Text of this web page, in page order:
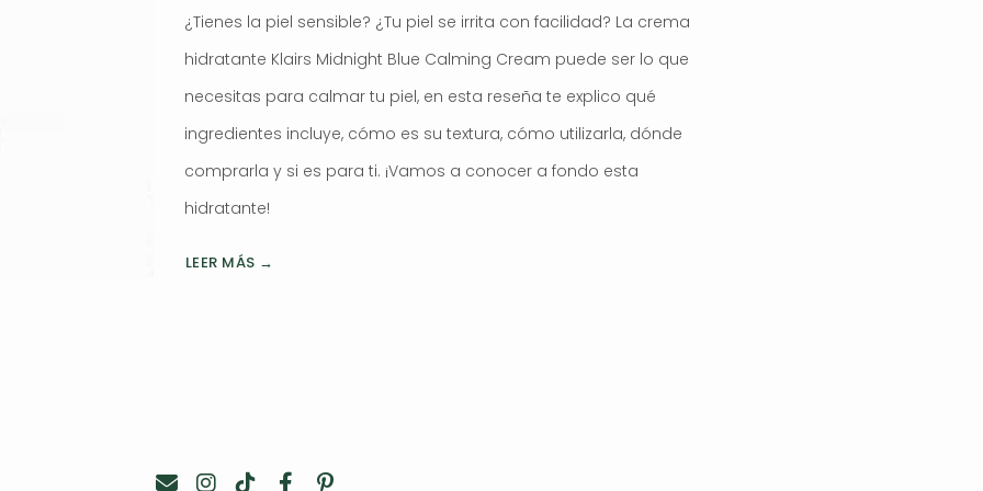
¿Tienes la piel sensible? ¿Tu piel se irrita con facilidad? La crema
hidratante Klairs Midnight Blue Calming Cream puede ser lo que
necesitas para calmar tu piel, en esta reseña te explico qué
ingredientes incluye, cómo es su textura, cómo utilizarla, dónde
comprarla y si es para ti. ¡Vamos a conocer a fondo esta
hidratante!
LEER MÁS →